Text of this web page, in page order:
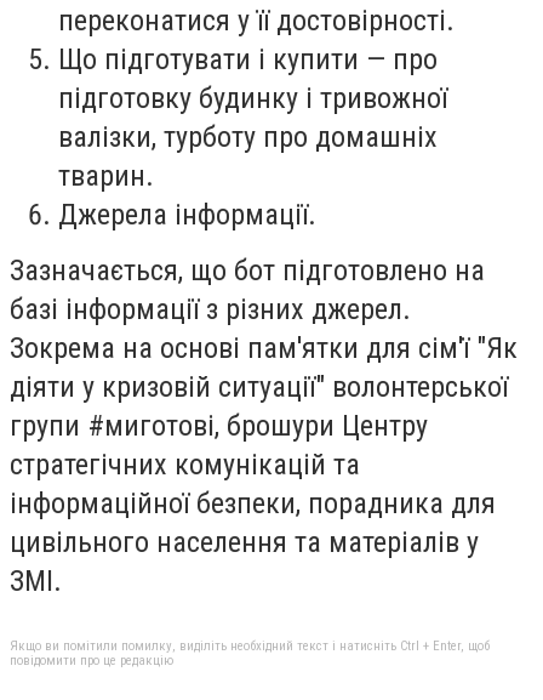
переконатися у її достовірності.
Що підготувати і купити — про
підготовку будинку і тривожної
валізки, турботу про домашніх
тварин.
Джерела інформації.
Зазначається, що бот підготовлено на
базі інформації з різних джерел.
Зокрема на основі пам'ятки для сім'ї "Як
діяти у кризовій ситуації" волонтерської
групи #миготові, брошури Центру
стратегічних комунікацій та
інформаційної безпеки, порадника для
цивільного населення та матеріалів у
ЗМІ.
Якщо ви помітили помилку, виділіть необхідний текст і натисніть Ctrl + Enter, щоб
повідомити про це редакцію